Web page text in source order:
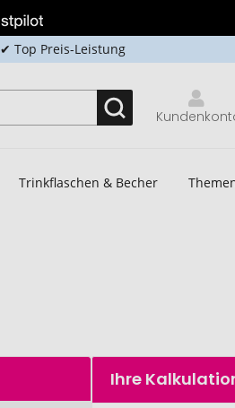
✔ Top Preis-Leistung
Trinkflaschen & Becher
Ihre